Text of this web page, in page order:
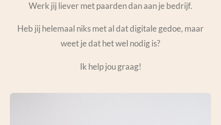
Werk jij liever met paarden dan aan je bedrijf.
Heb jij helemaal niks met al dat digitale gedoe, maar
weet je dat het wel nodig is?
Ik help jou graag!